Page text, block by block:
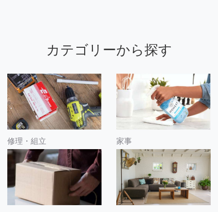
カテゴリーから探す
修理・組立 家事